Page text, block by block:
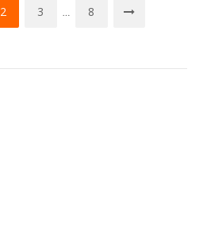
2 3 … 8